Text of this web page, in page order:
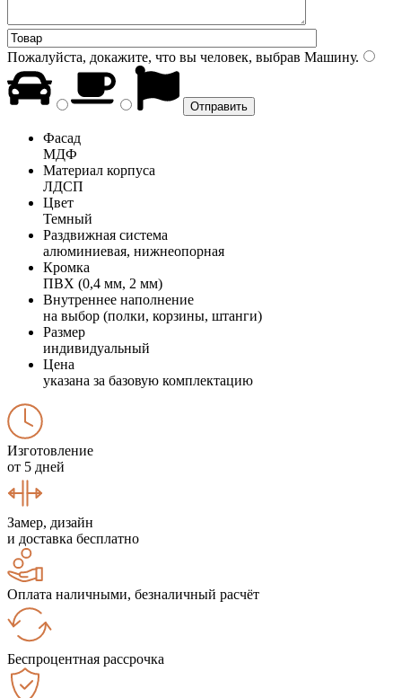
Пожалуйста, докажите, что вы человек, выбрав Машину.
Фасад
МДФ
Материал корпуса
ЛДСП
Цвет
Темный
Раздвижная система
алюминиевая, нижнеопорная
Кромка
ПВХ (0,4 мм, 2 мм)
Внутреннее наполнение
на выбор (полки, корзины, штанги)
Размер
индивидуальный
Цена
указана за базовую комплектацию
Изготовление
от 5 дней
Замер, дизайн
и доставка бесплатно
Оплата наличными, безналичный расчёт
Беспроцентная рассрочка